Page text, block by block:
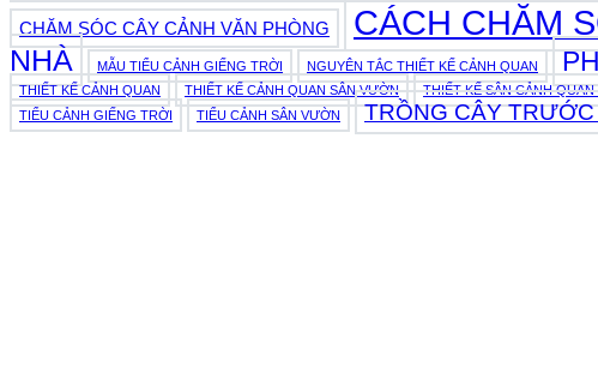
CHĂM SÓC CÂY CẢNH VĂN PHÒNG CÁCH CHĂM
NHÀ
MẪU TIỂU CẢNH GIẾNG TRỜI NGUYÊN TẮC THIẾT KẾ CẢNH QUAN
THIẾT KẾ CẢNH QUAN
THIẾT KẾ CẢNH QUAN SÂN VƯỜN THIẾT KẾ SÂN CẢNH
TIỂU CẢNH GIẾNG TRỜI
TIỂU CẢNH SÂN VƯỜN TRỒNG CÂY